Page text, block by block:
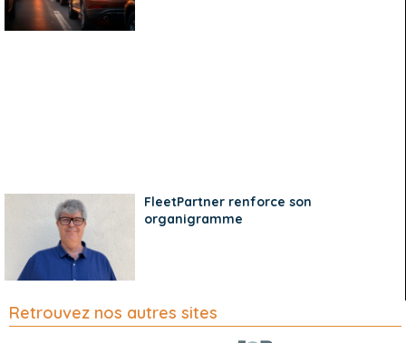
FleetPartner renforce son
organigramme
Retrouvez nos autres sites